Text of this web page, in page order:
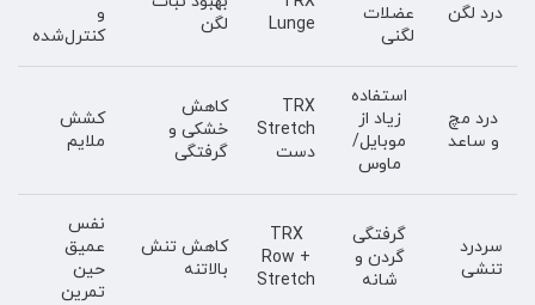
درد لگن
عضلات
لگنی
Lunge
لگن
و
کنترل‌شده
درد مچ
و ساعد
استفاده
زیاد از
موبایل/
ماوس
TRX
Stretch
دست
کاهش
خشکی و
گرفتگی
کشش
ملایم
سردرد
تنشی
گرفتگی
گردن و
شانه
TRX
Row +
Stretch
کاهش تنش
بالاتنه
نفس
عمیق
حین
تمرین